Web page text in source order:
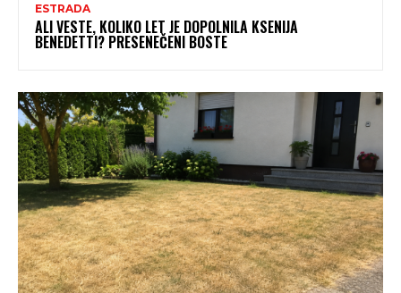
ESTRADA
ALI VESTE, KOLIKO LET JE DOPOLNILA KSENIJA
BENEDETTI? PRESENEČENI BOSTE